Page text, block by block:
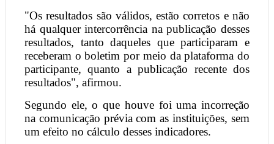
"Os resultados são válidos, estão corretos e não
há qualquer intercorrência na publicação desses
resultados, tanto daqueles que participaram e
receberam o boletim por meio da plataforma do
participante, quanto a publicação recente dos
resultados", afirmou.
Segundo ele, o que houve foi uma incorreção
na comunicação prévia com as instituições, sem
um efeito no cálculo desses indicadores.